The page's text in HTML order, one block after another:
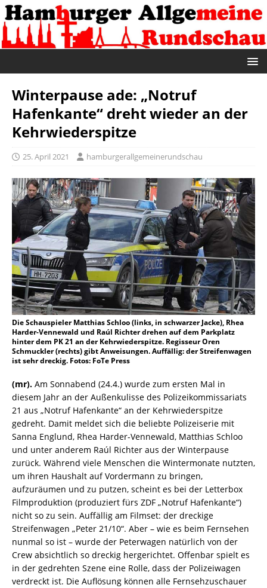
Winterpause ade: „Notruf
Hafenkante“ dreht wieder an der
Kehrwiederspitze
25. April 2021 hamburgerallgemeinerundschau
Die Schauspieler Matthias Schloo (links, in schwarzer Jacke), Rhea
Harder-Vennewald und Raúl Richter drehen auf dem Parkplatz
hinter dem PK 21 an der Kehrwiederspitze. Regisseur Oren
Schmuckler (rechts) gibt Anweisungen. Auffällig: der Streifenwagen
ist sehr dreckig. Fotos: FoTe Press
(mr). Am Sonnabend (24.4.) wurde zum ersten Mal in
diesem Jahr an der Außenkulisse des Polizeikommissariats
21 aus „Notruf Hafenkante“ an der Kehrwiederspitze
gedreht. Damit meldet sich die beliebte Polizeiserie mit
Sanna Englund, Rhea Harder-Vennewald, Matthias Schloo
und unter anderem Raúl Richter aus der Winterpause
zurück. Während viele Menschen die Wintermonate nutzten,
um ihren Haushalt auf Vordermann zu bringen,
aufzuräumen und zu putzen, scheint es bei der Letterbox
Filmproduktion (produziert fürs ZDF „Notruf Hafenkante“)
nicht so zu sein. Auffällig am Filmset: der dreckige
Streifenwagen „Peter 21/10“. Aber – wie es beim Fernsehen
nunmal so ist – wurde der Peterwagen natürlich von der
Crew absichtlich so dreckig hergerichtet. Offenbar spielt es
in der gedrehten Szene eine Rolle, dass der Polizeiwagen
verdreckt ist. Die Auflösung können alle Fernsehzuschauer